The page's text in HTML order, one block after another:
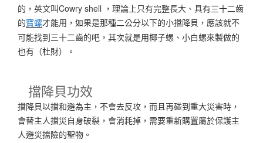
的，英文叫Cowry shell ，理論上只有完整長大、具有三十二齒
的寶螺才能用，如果是那種二公分以下的小擋降貝，應該就不
可能找到三十二齒的吧，其次就是用椰子螺、小白螺來製做的
也有（杜財）。
擋降貝功效
擋降貝以擋和避為主，不會去反攻，而且再碰到重大災害時，
會替主人擋災自身破裂，會消耗掉，需要重新購置屬於保護主
人避災擋險的聖物。